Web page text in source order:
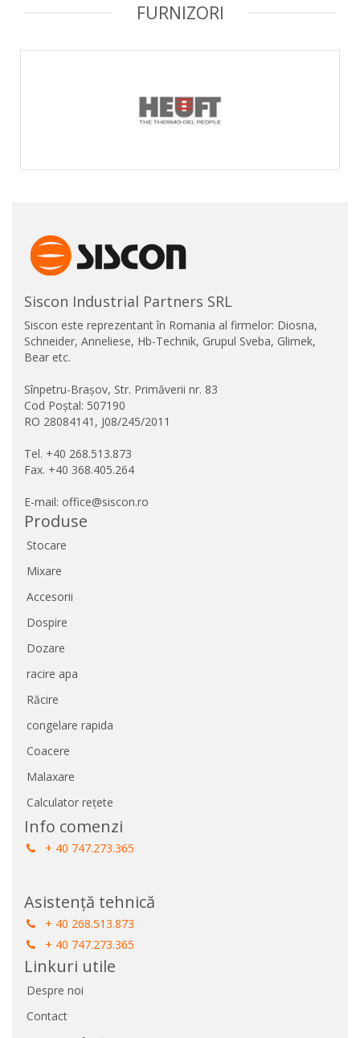
FURNIZORI
Siscon Industrial Partners SRL
Siscon este reprezentant în Romania al firmelor: Diosna,
Schneider, Anneliese, Hb-Technik, Grupul Sveba, Glimek,
Bear etc.
Sînpetru-Brașov, Str. Primăverii nr. 83
Cod Poștal: 507190
RO 28084141, J08/245/2011
Tel. +40 268.513.873
Fax. +40 368.405.264
E-mail: office@siscon.ro
Produse
Stocare
Mixare
Accesorii
Dospire
Dozare
racire apa
Răcire
congelare rapida
Coacere
Malaxare
Calculator rețete
Info comenzi
+ 40 747.273.365
Asistență tehnică
+ 40 268.513.873
+ 40 747.273.365
Linkuri utile
Despre noi
Contact